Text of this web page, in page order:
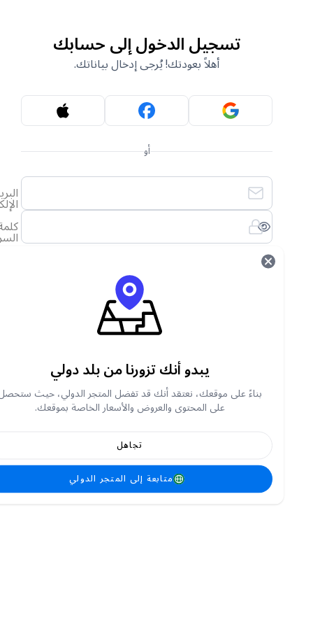
تسجيل الدخول إلى حسابك
أهلاً بعودتك! يُرجى إدخال بياناتك.
أو
الإلكتروني
السر
لقد نسيت كلمة المرور الخاصة بي
تسجيل الدخول
أنشئ حساب جديد
يبدو أنك تزورنا من بلد دولي
بناءً على موقعك، نعتقد أنك قد تفضل المتجر الدولي، حيث ستحصل
على المحتوى والعروض والأسعار الخاصة بموقعك.
متابعة إلى المتجر الدولي